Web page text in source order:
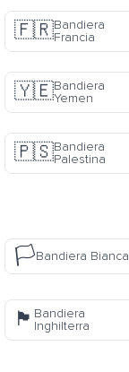
🇫🇷Bandiera
Francia
🇾🇪Bandiera
Yemen
🇵🇸Bandiera
Palestina
🏳️Bandiera Bianca
🏴󠁧󠁢󠁥󠁮󠁧󠁿 Bandiera
Inghilterra